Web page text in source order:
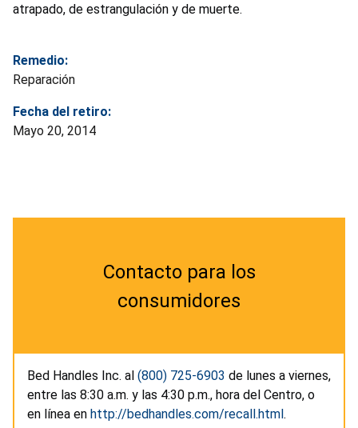
atrapado, de estrangulación y de muerte.
Remedio:
Reparación
Fecha del retiro:
Mayo 20, 2014
Contacto para los
consumidores
Bed Handles Inc. al (800) 725-6903 de lunes a viernes,
entre las 8:30 a.m. y las 4:30 p.m., hora del Centro, o
en línea en http://bedhandles.com/recall.html.